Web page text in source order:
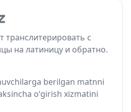
с
на латиницу и обратно.
berilgan matnni
o‘girish xizmatini